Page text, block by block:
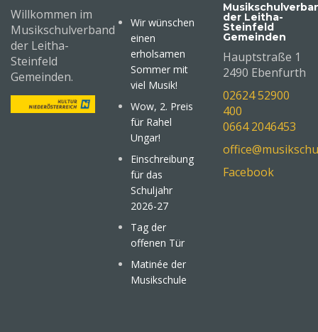
Willkommen im
Musikschulverband
der Leitha-
Steinfeld
Gemeinden.
Wir wünschen
einen
erholsamen
Sommer mit
viel Musik!
Wow, 2. Preis
für Rahel
Ungar!
Einschreibung
für das
Schuljahr
2026-27
Tag der
offenen Tür
Matinée der
Musikschule
der Leitha-
Steinfeld
Gemeinden
Hauptstraße 1
2490 Ebenfurth
02624 52900
400
0664 2046453
Facebook